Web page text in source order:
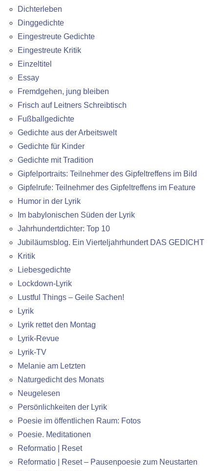
Dichterleben
Dinggedichte
Eingestreute Gedichte
Eingestreute Kritik
Einzeltitel
Essay
Fremdgehen, jung bleiben
Frisch auf Leitners Schreibtisch
Fußballgedichte
Gedichte aus der Arbeitswelt
Gedichte für Kinder
Gedichte mit Tradition
Gipfelportraits: Teilnehmer des Gipfeltreffens im Bild
Gipfelrufe: Teilnehmer des Gipfeltreffens im Feature
Humor in der Lyrik
Im babylonischen Süden der Lyrik
Jahrhundertdichter: Top 10
Jubiläumsblog. Ein Vierteljahrhundert DAS GEDICHT
Kritik
Liebesgedichte
Lockdown-Lyrik
Lustful Things – Geile Sachen!
Lyrik
Lyrik rettet den Montag
Lyrik-Revue
Lyrik-TV
Melanie am Letzten
Naturgedicht des Monats
Neugelesen
Persönlichkeiten der Lyrik
Poesie im öffentlichen Raum: Fotos
Poesie. Meditationen
Reformatio | Reset
Reformatio | Reset – Pausenpoesie zum Neustarten